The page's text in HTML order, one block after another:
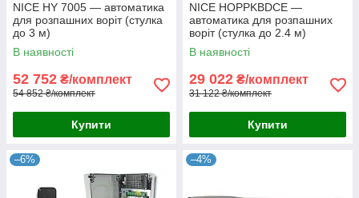
NICE HY 7005 — автоматика
для розпашних воріт (стулка
до 3 м)
В наявності
52 752 ₴/комплект
54 852 ₴/комплект
Купити
NICE HOPPKBDCE —
автоматика для розпашних
воріт (стулка до 2.4 м)
В наявності
29 022 ₴/комплект
31 122 ₴/комплект
Купити
–6% –4%